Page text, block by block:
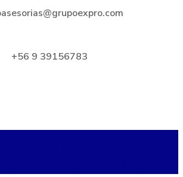
+56 9 39156783